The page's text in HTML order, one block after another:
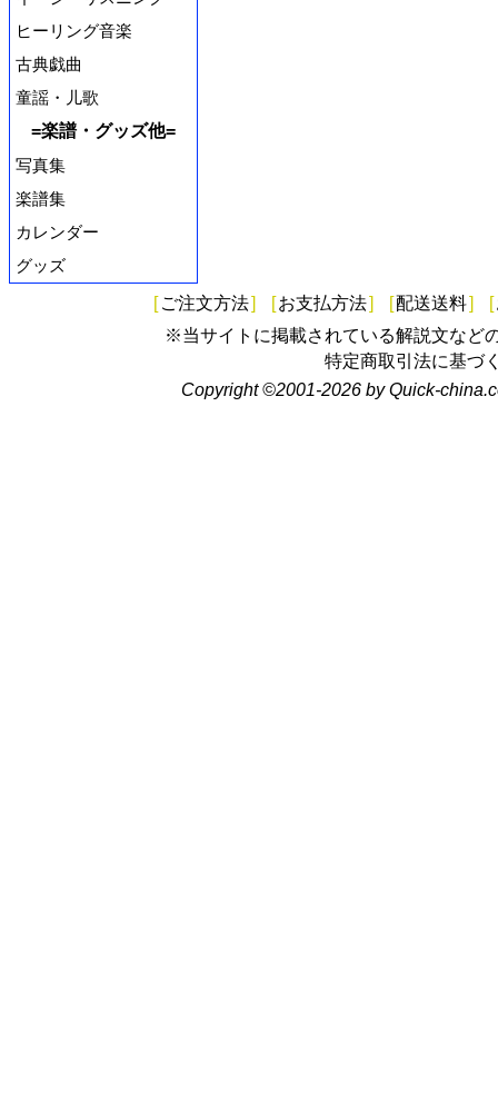
ヒーリング音楽
古典戯曲
童謡・儿歌
=楽譜・グッズ他=
写真集
楽譜集
カレンダー
グッズ
[ ご注文方法] [お支払方法] [配送送料] [
※当サイトに掲載されている解説文など
特定商取引法に基づ
Copyright ©2001-2026 by Quick-